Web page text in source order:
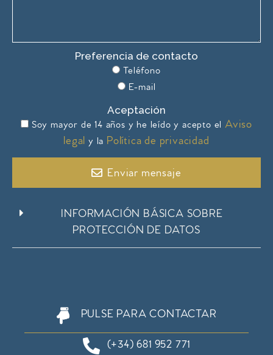
Preferencia de contacto
Teléfono
E-mail
Aceptación
Soy mayor de 14 años y he leído y acepto el Aviso
legaly la Política de privacidad
Enviar mensaje
INFORMACIÓN BÁSICA SOBRE
PROTECCIÓN DE DATOS
PULSE PARA CONTACTAR
(+34) 681 952 771